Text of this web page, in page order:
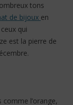
tons
de bijoux en
qui
est la pierre de
l’orange,